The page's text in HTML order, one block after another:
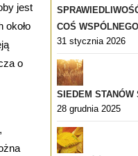
jest
około
o
COŚ
31 stycznia 2026
SIEDEM STANÓW
28 grudnia 2025